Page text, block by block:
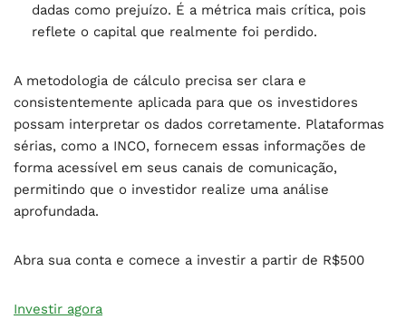
dadas como prejuízo. É a métrica mais crítica, pois
reflete o capital que realmente foi perdido.
A metodologia de cálculo precisa ser clara e
consistentemente aplicada para que os investidores
possam interpretar os dados corretamente. Plataformas
sérias, como a INCO, fornecem essas informações de
forma acessível em seus canais de comunicação,
permitindo que o investidor realize uma análise
aprofundada.
Abra sua conta e comece a investir a partir de R$500
Investir agora